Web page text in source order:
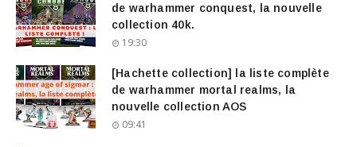
de warhammer conquest, la nouvelle
collection 40k.
19:30
[Hachette collection] la liste complète
de warhammer mortal realms, la
nouvelle collection AOS
09:41